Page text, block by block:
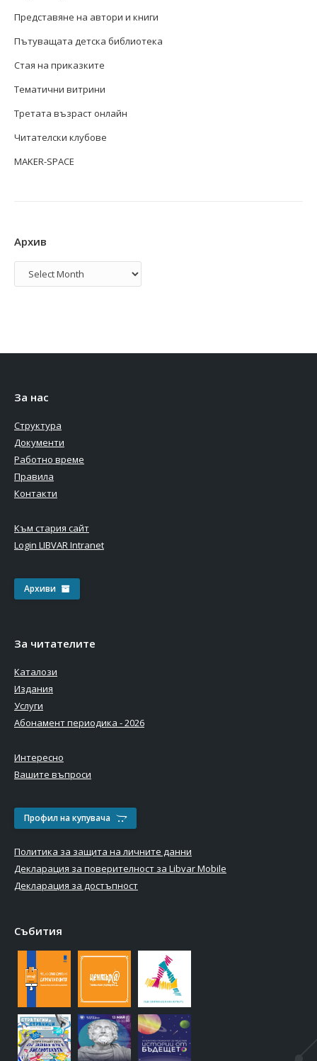
Представяне на автори и книги
Пътуващата детска библиотека
Стая на приказките
Тематични витрини
Третата възраст онлайн
Читателски клубове
MAKER-SPACE
Архив
Архив
За нас
Структура
Документи
Работно време
Правила
Контакти
Към стария сайт
Login LIBVAR Intranet
Архиви
За читателите
Каталози
Издания
Услуги
Абонамент периодика - 2026
Интересно
Вашите въпроси
Профил на купувача
Политика за защита на личните данни
Декларация за поверителност за Libvar Mobile
Декларация за достъпност
Събития